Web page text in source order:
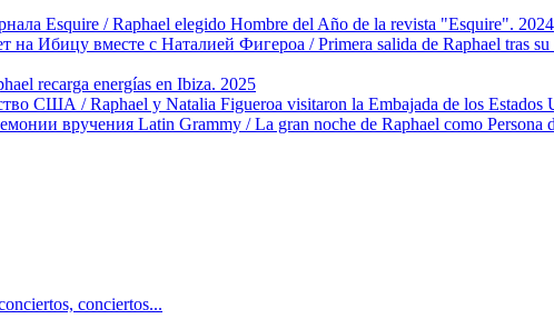
Esquire / Raphael elegido Hombre del Año de la revista "Esquire". 2024
на Ибицу вместе с Наталией Фигероа / Primera salida de Raphael tras
recarga energías en Ibiza. 2025
США / Raphael y Natalia Figueroa visitaron la Embajada de los Estados
вручения Latin Grammy / La gran noche de Raphael como Persona
сonciertos...